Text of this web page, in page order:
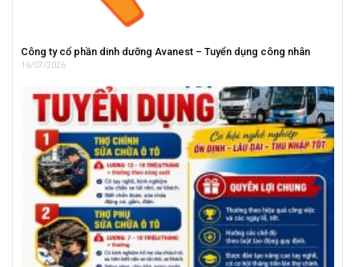
Công ty cổ phần dinh dưỡng Avanest – Tuyển dụng công nhân
16/07/2026